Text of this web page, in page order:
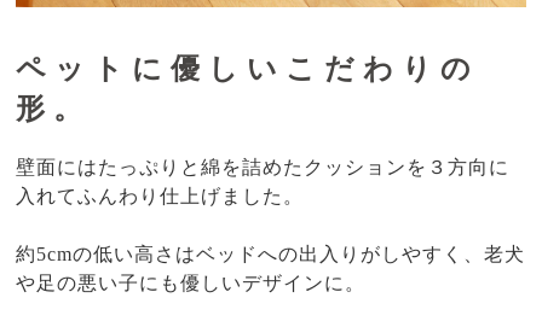
ペットに優しいこだわりの
形。
壁面にはたっぷりと綿を詰めたクッションを３方向に
入れてふんわり仕上げました。
約5cmの低い高さはベッドへの出入りがしやすく、老犬
や足の悪い子にも優しいデザインに。